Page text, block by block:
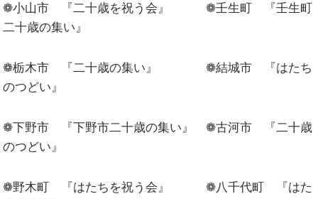
❁小山市 『二十歳を祝う会』 ❁壬生町 『壬生町
二十歳の集い』
❁栃木市 『二十歳の集い』 ❁結城市 『はたち
のつどい』
❁下野市 『下野市二十歳の集い』 ❁古河市 『二十歳
のつどい』
❁野木町 『はたちを祝う会』 ❁八千代町 『はた